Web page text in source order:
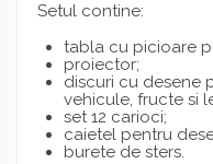
Setul contine:
tabla cu picioare
proiector;
discuri cu desene
vehicule, fructe si
set 12 carioci;
caietel pentru
burete de sters.